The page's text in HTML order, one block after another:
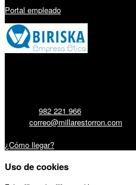
Portal empleado
982 221 966
correo@millarestorron.com
¿Cómo llegar?
Uso de cookies